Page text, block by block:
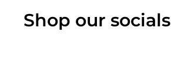
Shop our socials